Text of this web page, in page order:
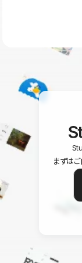
ユーザー同士で
まずは